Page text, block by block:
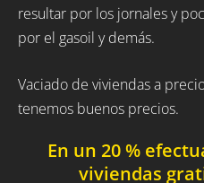
resultar por los jornales y
por el gasoil y demás.
Vaciado de viviendas a
tenemos buenos precios.
En un 20 %
viviendas